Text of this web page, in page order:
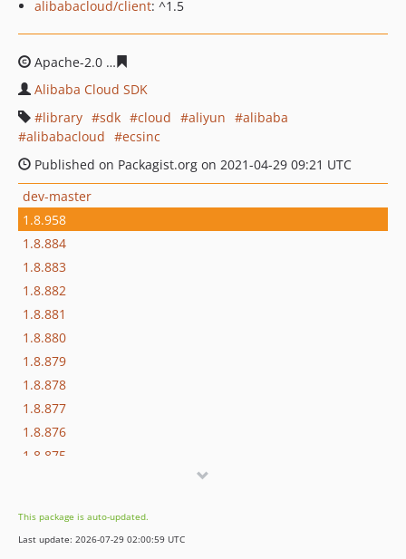
alibabacloud/client: ^1.5
Apache-2.0
Alibaba Cloud SDK
library
sdk cloud aliyun
alibaba
alibabacloud
ecsinc
Published on Packagist.org on 2021-04-29 09:21 UTC
dev-master
1.8.958
1.8.884
1.8.883
1.8.882
1.8.881
1.8.880
1.8.879
1.8.878
1.8.877
1.8.876
1.8.875
1.8.872
1.8.869
This package is auto-updated.
Last update: 2026-07-29 02:00:59 UTC